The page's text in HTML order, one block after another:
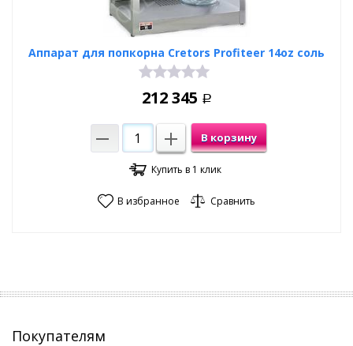
Аппарат для попкорна Cretors Profiteer 14oz соль
212 345 Р
В корзину
Купить в 1 клик
В избранное Сравнить
Покупателям